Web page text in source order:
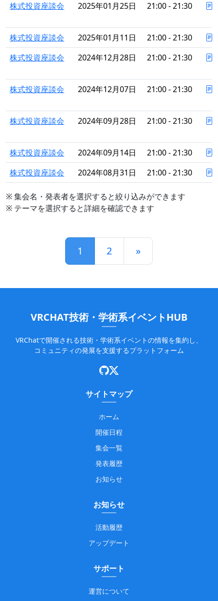
株式投資座談会 2025年01月25日 21:00 - 21:30
株式投資座談会 2025年01月11日
21:00 - 21:30
株式投資座談会
2024年12月28日 21:00 - 21:30
株式投資座談会 2024年12月07日 21:00 - 21:30
株式投資座談会 2024年09月28日 21:00 - 21:30
株式投資座談会 2024年09月14日
21:00 - 21:30
株式投資座談会
2024年08月31日 21:00 - 21:30
※ 集会名・発表者を選択すると絞り込みができます
※ テーマを選択すると詳細を確認できます
1 2 »
VRCHAT技術・学術系イベントHUB
VRChatで開催される技術・学術系イベントの情報を集約し、
コミュニティの発展を支援するプラットフォーム
サイトマップ
ホーム
開催日程
集会一覧
発表履歴
お知らせ
お知らせ
活動履歴
アップデート
サポート
運営について